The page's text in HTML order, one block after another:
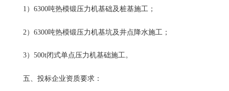
1）6300吨热模锻压力机基础及桩基施工；
2）6300吨热模锻压力机基坑及井点降水施工；
3）500t闭式单点压力机基础施工。
五、投标企业资质要求：